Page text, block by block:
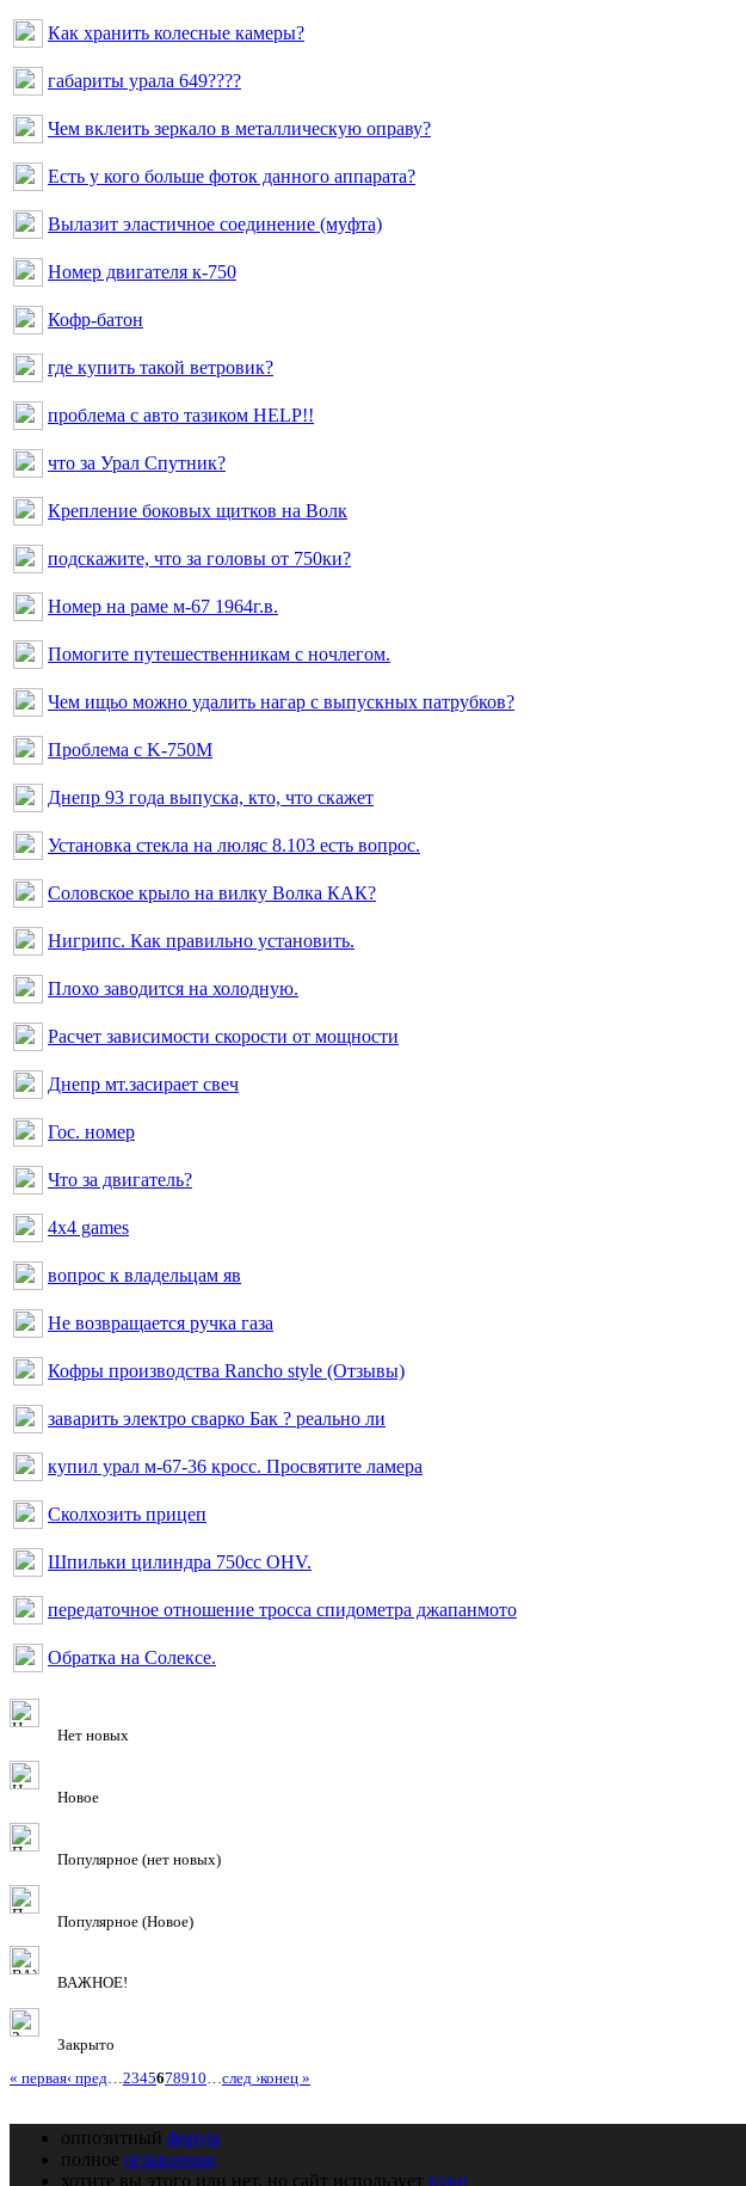
Как хранить колесные камеры?
габариты урала 649????
Чем вклеить зеркало в металлическую оправу?
Есть у кого больше фоток данного аппарата?
Вылазит эластичное соединение (муфта)
Номер двигателя к-750
Кофр-батон
где купить такой ветровик?
проблема с авто тазиком HELP!!
что за Урал Спутник?
Крепление боковых щитков на Волк
подскажите, что за головы от 750ки?
Номер на раме м-67 1964г.в.
Помогите путешественникам с ночлегом.
Чем ищьо можно удалить нагар с выпускных патрубков?
Проблема с K-750M
Днепр 93 года выпуска, кто, что скажет
Установка стекла на люляс 8.103 есть вопрос.
Соловское крыло на вилку Волка КАК?
Нигрипс. Как правильно установить.
Плохо заводится на холодную.
Расчет зависимости скорости от мощности
Днепр мт.засирает свеч
Гос. номер
Что за двигатель?
4x4 games
вопрос к владельцам яв
Не возвращается ручка газа
Кофры производства Rancho style (Отзывы)
заварить электро сварко Бак ? реально ли
купил урал м-67-36 кросс. Просвятите ламера
Сколхозить прицеп
Шпильки цилиндра 750сс OHV.
передаточное отношение тросса спидометра джапанмото
Обратка на Солексе.
Нет новых
Новое
Популярное (нет новых)
Популярное (Новое)
ВАЖНОЕ!
Закрыто
« первая‹ пред…2345678910…след ›конец »
оппозитный форум
полное оглавление
хотите вы этого или нет, но сайт использует куки